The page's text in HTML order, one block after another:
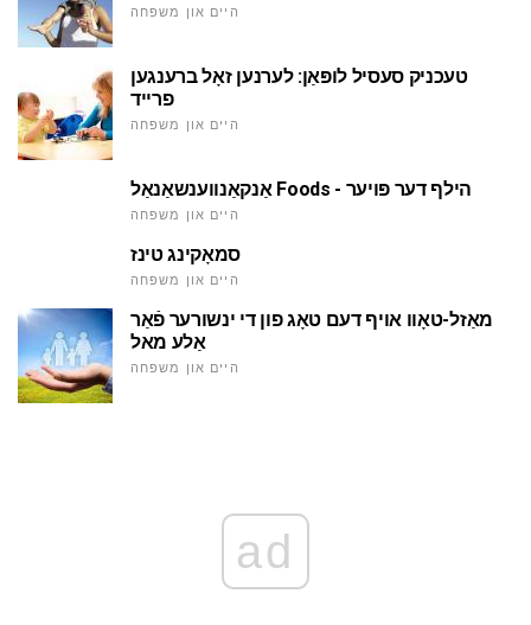
היים און משפּחה
טעכניק סעסיל לופּאַן: לערנען זאָל ברענגען
פרייד
היים און משפּחה
אַנקאַנווענשאַנאַל Foods - הילף דער פּויער
היים און משפּחה
סמאָקינג טינז
היים און משפּחה
מאַזל-טאָוו אויף דעם טאָג פון די ינשורער פֿאַר
אַלע מאל
היים און משפּחה
ad